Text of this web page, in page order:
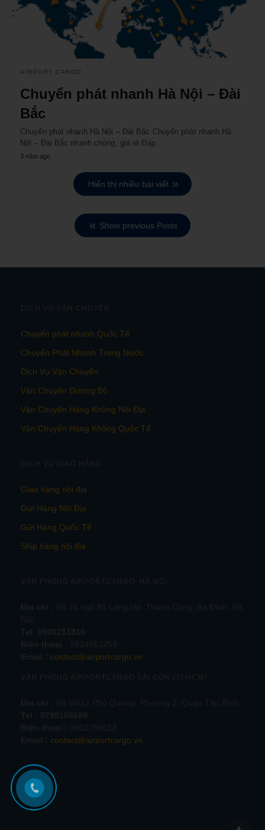
AIRPORT CARGO
Chuyển phát nhanh Hà Nội – Đài
Bắc
Chuyển phát nhanh Hà Nội – Đài Bắc Chuyển phát nhanh Hà
Nội – Đài Bắc nhanh chóng, giá rẻ Đáp…
3 năm ago
Hiển thị nhiều bài viết
Show previous Posts
DỊCH VỤ VẬN CHUYỂN
Chuyển phát nhanh Quốc Tế
Chuyển Phát Nhanh Trong Nước
Dịch Vụ Vận Chuyển
Vận Chuyển Đường Bộ
Vận Chuyển Hàng Không Nội Địa
Vận Chuyển Hàng Không Quốc Tế
DỊCH VỤ GIAO HÀNG
Giao hàng nội địa
Gửi Hàng Nội Địa
Gửi Hàng Quốc Tế
Ship hàng nội địa
VĂN PHÒNG AIRPORTCARGO HÀ NỘI
contact@airportcargo.vn
VĂN PHÒNG AIRPORTCARGO SÀI GÒN (TPHCM)
contact@airportcargo.vn